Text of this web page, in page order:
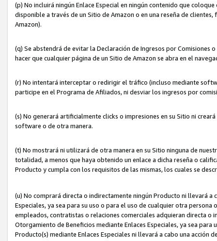
(p) No incluirá ningún Enlace Especial en ningún contenido que
disponible a través de un Sitio de Amazon o en una reseña de
Amazon).
(q) Se abstendrá de evitar la Declaración de Ingresos por
hacer que cualquier página de un Sitio de Amazon se abra en el
(r) No intentará interceptar o redirigir el tráfico (incluso mediante
participe en el Programa de Afiliados, ni desviar los ingresos por
(s) No generará artificialmente clicks o impresiones en su Sitio ni
software o de otra manera.
(t) No mostrará ni utilizará de otra manera en su Sitio ninguna de
totalidad, a menos que haya obtenido un enlace a dicha reseña o
Producto y cumpla con los requisitos de las mismas, los cuales se
(u) No comprará directa o indirectamente ningún Producto ni llevará a
Especiales, ya sea para su uso o para el uso de cualquier otra
empleados, contratistas o relaciones comerciales adquieran directa o
Otorgamiento de Beneficios mediante Enlaces Especiales, ya sea
Producto(s) mediante Enlaces Especiales ni llevará a cabo una